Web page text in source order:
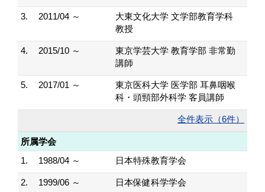
3. 2011/04 ～
大東文化大学 文学部教育学科
教授
4. 2015/10 ～
東京学芸大学 教育学部 非常勤
講師
5. 2017/01 ～
東京医科大学 医学部 耳鼻咽喉
科・頭頸部外科学 客員講師
全件表示（6件）
所属学会
1.
1988/04 ～ 日本特殊教育学会
2. 1999/06 ～ 日本保健科学学会